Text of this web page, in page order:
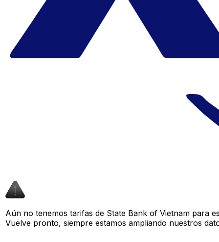
Aún no tenemos tarifas de State Bank of Vietnam para
Vuelve pronto, siempre estamos ampliando nuestros